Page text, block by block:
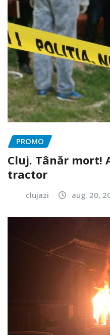
PROMO
Cluj. Tânăr mort!
tractor
clujazi aug. 20,